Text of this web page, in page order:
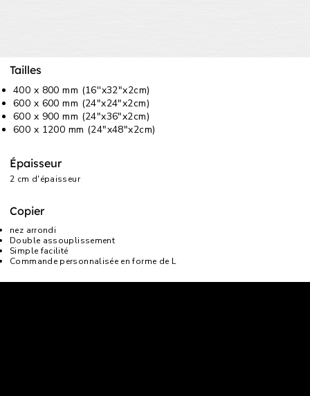
Tailles
400 x 800 mm (16''x32"x2cm)
600 x 600 mm (24"x24"x2cm)
600 x 900 mm (24"x36"x2cm)
600 x 1200 mm (24"x48"x2cm)
Épaisseur
2 cm d'épaisseur
Copier
nez arrondi
Double assouplissement
Simple facilité
Commande personnalisée en forme de L